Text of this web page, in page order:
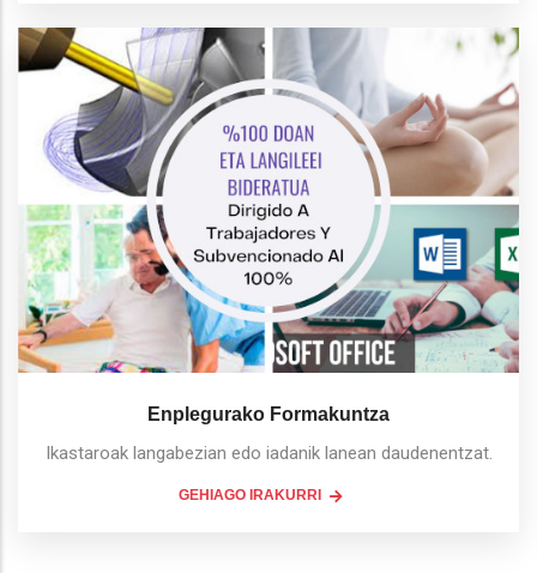
Enplegurako Formakuntza
Ikastaroak langabezian edo iadanik lanean daudenentzat.
GEHIAGO IRAKURRI